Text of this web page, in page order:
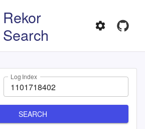
Rekor
Search
Log Index
SEARCH